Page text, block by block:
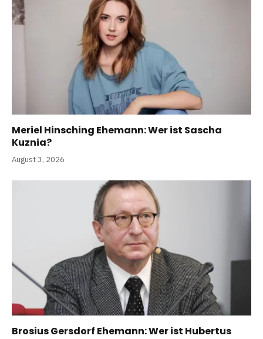
Meriel Hinsching Ehemann: Wer ist Sascha
Kuznia?
August 3, 2026
Brosius Gersdorf Ehemann: Wer ist Hubertus